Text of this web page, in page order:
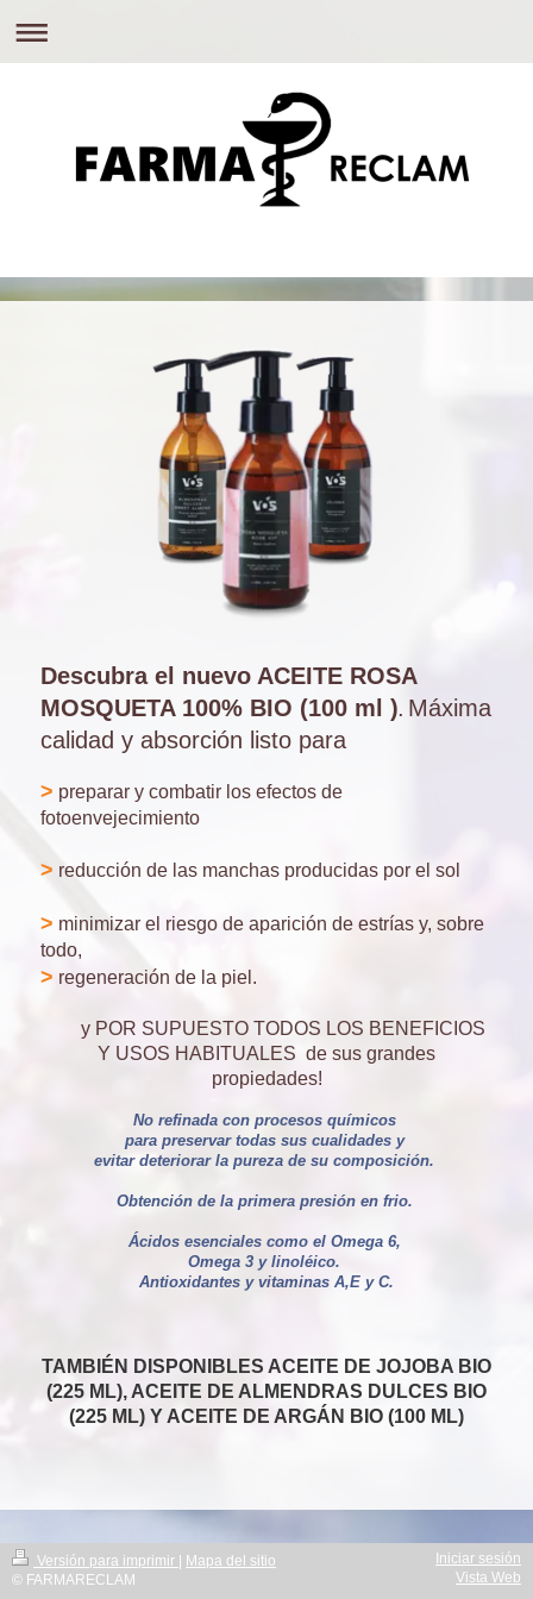
Descubra el nuevo ACEITE ROSA
MOSQUETA 100% BIO (100 ml ). Máxima
calidad y absorción listo para
> preparar y combatir los efectos de
fotoenvejecimiento
> reducción de las manchas producidas por el sol
> minimizar el riesgo de aparición de estrías y, sobre
todo,
> regeneración de la piel.
y POR SUPUESTO TODOS LOS BENEFICIOS
Y USOS HABITUALES de sus grandes
propiedades!
No refinada con procesos químicos
para preservar todas sus cualidades y
evitar deteriorar la pureza de su composición.
Obtención de la primera presión en frio.
Ácidos esenciales como el Omega 6,
Omega 3 y linoléico.
Antioxidantes y vitaminas A,E y C.
TAMBIÉN DISPONIBLES ACEITE DE JOJOBA BIO
(225 ML), ACEITE DE ALMENDRAS DULCES BIO
(225 ML) Y ACEITE DE ARGÁN BIO (100 ML)
Versión para imprimir
Mapa del sitio
© FARMARECLAM
Iniciar sesión
Vista Web